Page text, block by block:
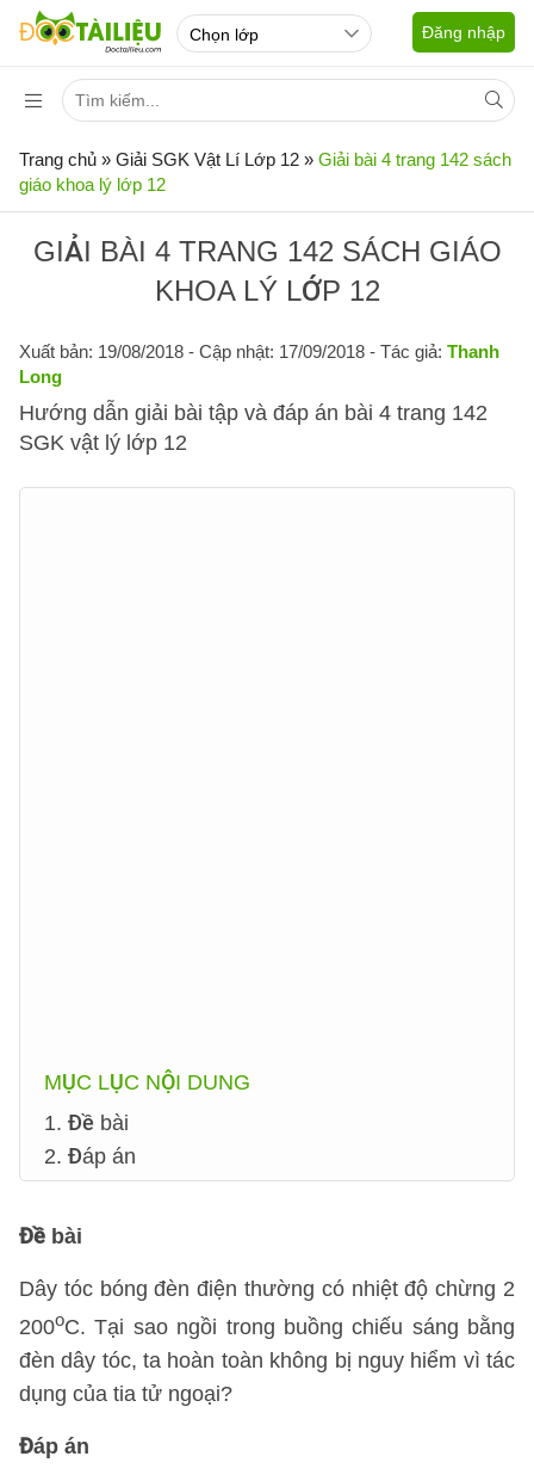
Đăng nhập
Trang chủ » Giải SGK Vật Lí Lớp 12 » Giải bài 4 trang 142 sách
giáo khoa lý lớp 12
GIẢI BÀI 4 TRANG 142 SÁCH GIÁO
KHOA LÝ LỚP 12
Xuất bản: 19/08/2018 - Cập nhật: 17/09/2018 - Tác giả: Thanh
Long
Hướng dẫn giải bài tập và đáp án bài 4 trang 142
SGK vật lý lớp 12
MỤC LỤC NỘI DUNG
1. Đề bài
2. Đáp án
Đề bài
Dây tóc bóng đèn điện thường có nhiệt độ chừng 2
200oC. Tại sao ngồi trong buồng chiếu sáng bằng
đèn dây tóc, ta hoàn toàn không bị nguy hiểm vì tác
dụng của tia tử ngoại?
Đáp án